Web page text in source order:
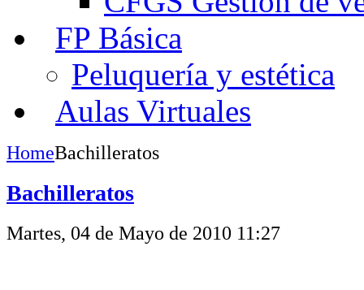
FP Básica
Peluquería y estética
Aulas Virtuales
HomeBachilleratos
Bachilleratos
Martes, 04 de Mayo de 2010 11:27